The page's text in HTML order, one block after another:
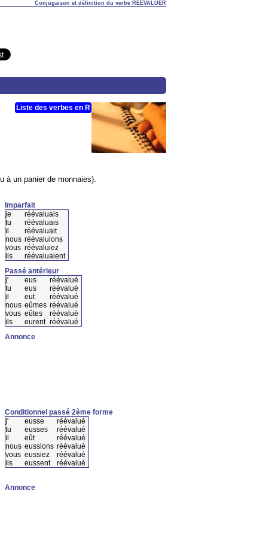
Conjugaison et définition du verbe RÉÉVALUER
Liste des verbes en R
à un panier de monnaies).
Imparfait
je
réévaluais
tu
réévaluais
il
réévaluait
nous réévaluions
vous réévaluiez
ils
réévaluaient
Passé antérieur
j'
eus
réévalué
tu
eus
réévalué
il
eut
réévalué
nous eûmes réévalué
vous eûtes
réévalué
ils
eurent réévalué
Annonce
Conditionnel passé 2ème forme
j'
eusse
réévalué
tu
eusses
réévalué
il
eût
réévalué
nous eussions réévalué
vous eussiez
réévalué
ils
eussent réévalué
Annonce